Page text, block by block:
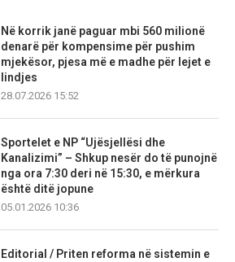
Në korrik janë paguar mbi 560 milionë
denarë për kompensime për pushim
mjekësor, pjesa më e madhe për lejet e
lindjes
28.07.2026 15:52
Sportelet e NP “Ujësjellësi dhe
Kanalizimi” – Shkup nesër do të punojnë
nga ora 7:30 deri në 15:30, e mërkura
është ditë jopune
05.01.2026 10:36
Editorial / Priten reforma në sistemin e